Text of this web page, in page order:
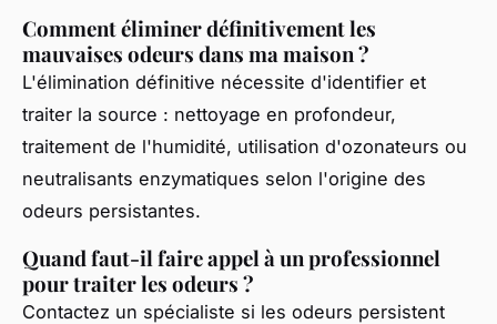
Comment éliminer définitivement les
mauvaises odeurs dans ma maison ?
L'élimination définitive nécessite d'identifier et
traiter la source : nettoyage en profondeur,
traitement de l'humidité, utilisation d'ozonateurs ou
neutralisants enzymatiques selon l'origine des
odeurs persistantes.
Quand faut-il faire appel à un professionnel
pour traiter les odeurs ?
Contactez un spécialiste si les odeurs persistent